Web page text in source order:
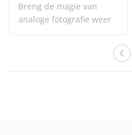
Breng de magie van
analoge fotografie weer